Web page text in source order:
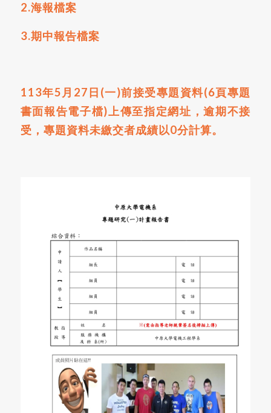
2.海報檔案
3.期中報告檔案
113年5月27日(一)前接受專題資料(6頁專題
書面報告電子檔)上傳至指定網址，逾期不接
受，專題資料未繳交者成績以0分計算。